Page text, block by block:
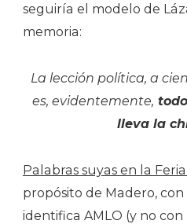
seguiría el modelo de
memoria:
La lección política, a
es, evidentemente,
lleva la
Palabras suyas en la
propósito de Madero,
identifica AMLO (y no con